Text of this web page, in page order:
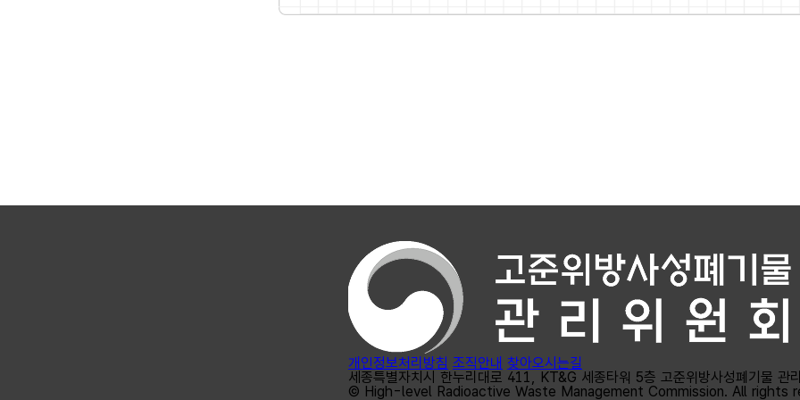
개인정보처리방침 조직안내 찾아오시는길
세종특별자치시 한누리대로 411, KT&G 세종타워 5층 고준위방사성폐기물 관
© High-level Radioactive Waste Management Commission. All rights